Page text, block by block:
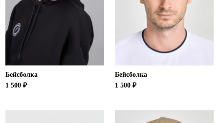
Бейсболка
1 500 ₽
Бейсболка
1 500 ₽